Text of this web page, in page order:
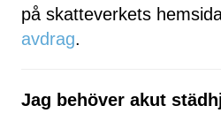
på skatteverkets
avdrag.
Jag behöver akut